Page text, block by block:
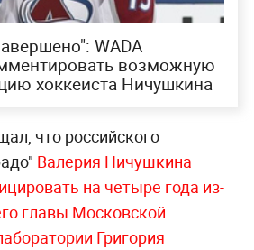
WADA
возможную
хоккеиста Ничушкина
что российского
Валерия Ничушкина
на четыре года из-
главы Московской
Григория